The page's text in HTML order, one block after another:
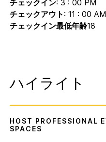
チェックイン: 3 : 00 PM
チェックアウト : 11 : 00 AM
チェックイン最低年齢18
ハイライト